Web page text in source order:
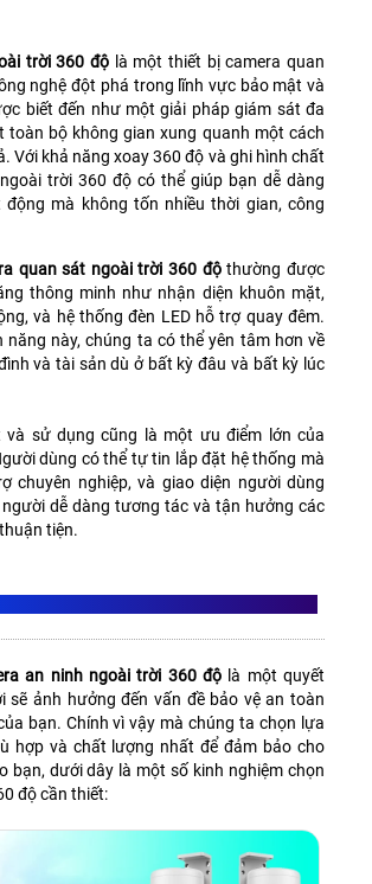
trời 360 độ là một thiết bị camera quan
nghệ đột phá trong lĩnh vực bảo mật và
biết đến như một giải pháp giám sát đa
toàn bộ không gian xung quanh một cách
Với khả năng xoay 360 độ và ghi hình chất
trời 360 độ có thể giúp bạn dễ dàng
động mà không tốn nhiều thời gian, công
quan sát ngoài trời 360 độthường được
thông minh như nhận diện khuôn mặt,
và hệ thống đèn LED hỗ trợ quay đêm.
năng này, chúng ta có thể yên tâm hơn về
và tài sản dù ở bất kỳ đâu và bất kỳ lúc
và sử dụng cũng là một ưu điểm lớn của
dùng có thể tự tin lắp đặt hệ thống mà
chuyên nghiệp, và giao diện người dùng
dễ dàng tương tác và tận hưởng các
tiện.
an ninh ngoài trời 360 độ là một quyết
sẽ ảnh hưởng đến vấn đề bảo vệ an toàn
bạn. Chính vì vậy mà chúng ta chọn lựa
hợp và chất lượng nhất để đảm bảo cho
bạn, dưới dây là một số kinh nghiệm chọn
độ cần thiết: